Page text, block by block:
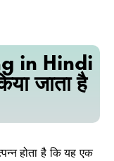
in Hindi
जाता है
होता है कि यह एक